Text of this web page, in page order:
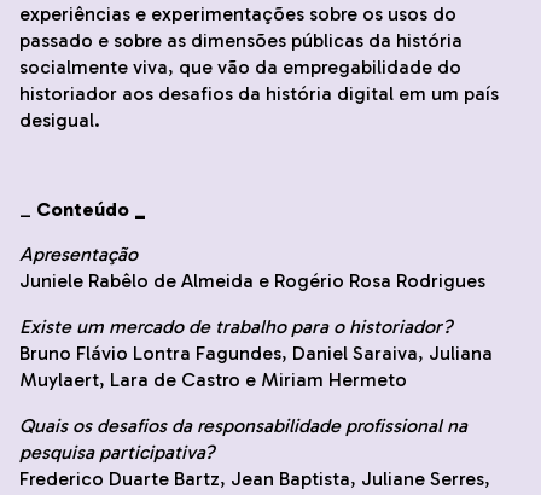
experiências e experimentações sobre os usos do
passado e sobre as dimensões públicas da história
socialmente viva, que vão da empregabilidade do
historiador aos desafios da história digital em um país
desigual.
Conteúdo _
Apresentação
Juniele Rabêlo de Almeida e Rogério Rosa Rodrigues
Existe um mercado de trabalho para o historiador?
Bruno Flávio Lontra Fagundes, Daniel Saraiva, Juliana
Muylaert, Lara de Castro e Miriam Hermeto
Quais os desafios da responsabilidade profissional na
pesquisa participativa?
Frederico Duarte Bartz, Jean Baptista, Juliane Serres,